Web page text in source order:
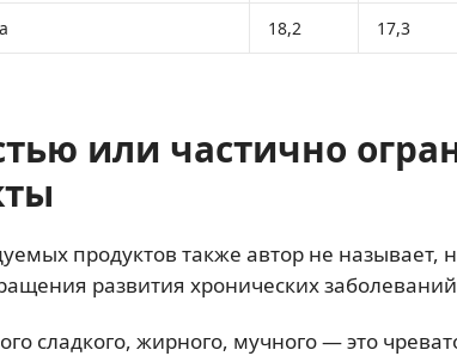
18,2 17,3
или частично
продуктов также автор не называет,
развития хронических заболеваний
сладкого, жирного, мучного — это